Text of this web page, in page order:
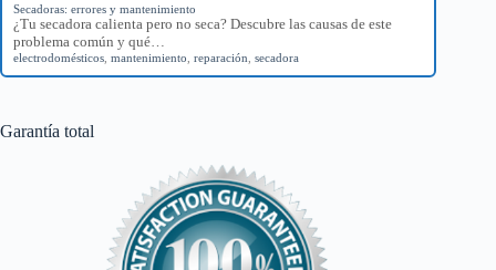
Secadoras: errores y mantenimiento
¿Tu secadora calienta pero no seca? Descubre las causas de este
problema común y qué…
electrodomésticos mantenimiento reparación secadora
Garantía total